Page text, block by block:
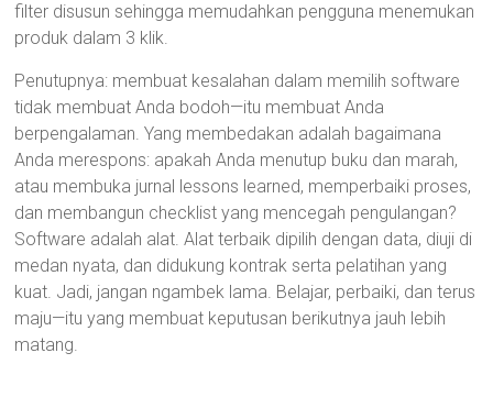
filter disusun sehingga memudahkan pengguna menemukan
produk dalam 3 klik.
Penutupnya: membuat kesalahan dalam memilih software
tidak membuat Anda bodoh—itu membuat Anda
berpengalaman. Yang membedakan adalah bagaimana
Anda merespons: apakah Anda menutup buku dan marah,
atau membuka jurnal lessons learned, memperbaiki proses,
dan membangun checklist yang mencegah pengulangan?
Software adalah alat. Alat terbaik dipilih dengan data, diuji di
medan nyata, dan didukung kontrak serta pelatihan yang
kuat. Jadi, jangan ngambek lama. Belajar, perbaiki, dan terus
maju—itu yang membuat keputusan berikutnya jauh lebih
matang.